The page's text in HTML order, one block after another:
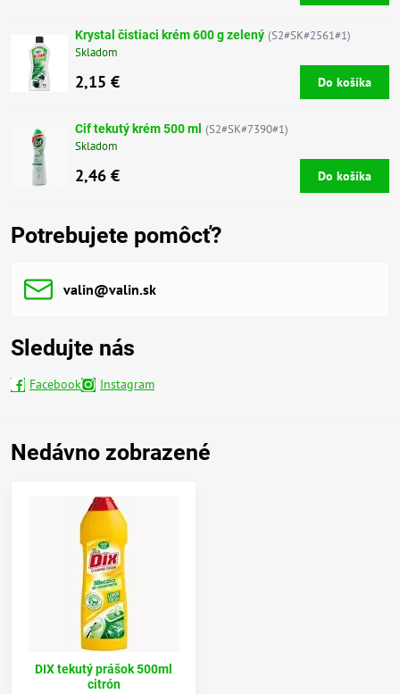
Krystal čistiaci krém 600 g zelený (S2#SK#2561#1)
Skladom
2,15 € Do košíka
Cif tekutý krém 500 ml (S2#SK#7390#1)
Skladom
2,46 € Do košíka
Potrebujete pomôcť?
valin​@valin​.sk
Sledujte nás
Facebook Instagram
Nedávno zobrazené
DIX tekutý prášok 500ml
citrón